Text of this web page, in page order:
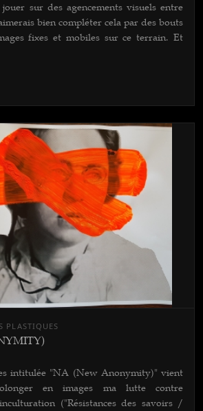
sur des agencements visuels entre
bien compléter cela par des bouts
fixes et mobiles sur ce terrain. Et
PLASTIQUES
intitulée "NA (New Anonymity)" vient
en images ma lutte contre
("Résistances des savoirs /